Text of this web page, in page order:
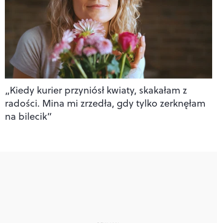
„Kiedy kurier przyniósł kwiaty, skakałam z
radości. Mina mi zrzedła, gdy tylko zerknęłam
na bilecik”